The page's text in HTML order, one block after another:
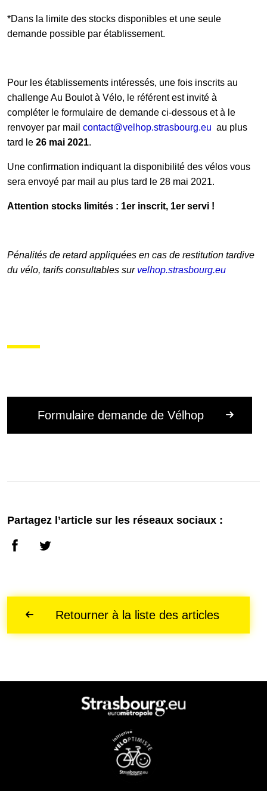
*Dans la limite des stocks disponibles et une seule
demande possible par établissement.
Pour les établissements intéressés, une fois inscrits au
challenge Au Boulot à Vélo, le référent est invité à
compléter le formulaire de demande ci-dessous et à le
renvoyer par mail contact@velhop.strasbourg.eu au plus
tard le 26 mai 2021.
Une confirmation indiquant la disponibilité des vélos vous
sera envoyé par mail au plus tard le 28 mai 2021.
Attention stocks limités : 1er inscrit, 1er servi !
Pénalités de retard appliquées en cas de restitution tardive
du vélo, tarifs consultables sur velhop.strasbourg.eu
Formulaire demande de Vélhop
Partagez l’article sur les réseaux sociaux :
Retourner à la liste des articles